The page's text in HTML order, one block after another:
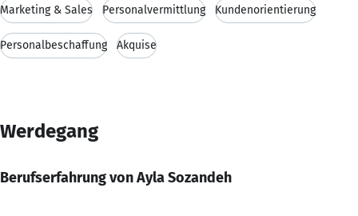
Marketing & Sales Personalvermittlung Kundenorientierung
Personalbeschaffung Akquise
Werdegang
Berufserfahrung von Ayla Sozandeh